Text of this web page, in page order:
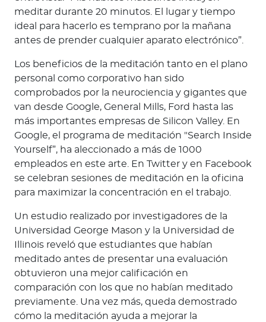
meditar durante 20 minutos. El lugar y tiempo
ideal para hacerlo es temprano por la mañana
antes de prender cualquier aparato electrónico”.
Los beneficios de la meditación tanto en el plano
personal como corporativo han sido
comprobados por la neurociencia y gigantes que
van desde Google, General Mills, Ford hasta las
más importantes empresas de Silicon Valley. En
Google, el programa de meditación "Search Inside
Yourself”, ha aleccionado a más de 1000
empleados en este arte. En Twitter y en Facebook
se celebran sesiones de meditación en la oficina
para maximizar la concentración en el trabajo.
Un estudio realizado por investigadores de la
Universidad George Mason y la Universidad de
Illinois reveló que estudiantes que habían
meditado antes de presentar una evaluación
obtuvieron una mejor calificación en
comparación con los que no habían meditado
previamente. Una vez más, queda demostrado
cómo la meditación ayuda a mejorar la